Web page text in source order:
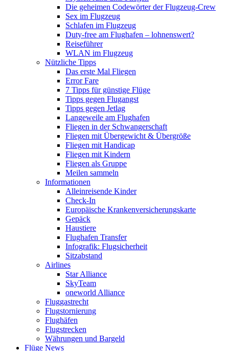
Die geheimen Codewörter der Flugzeug-Crew
Sex im Flugzeug
Schlafen im Flugzeug
Duty-free am Flughafen – lohnenswert?
Reiseführer
WLAN im Flugzeug
Nützliche Tipps
Das erste Mal Fliegen
Error Fare
7 Tipps für günstige Flüge
Tipps gegen Flugangst
Tipps gegen Jetlag
Langeweile am Flughafen
Fliegen in der Schwangerschaft
Fliegen mit Übergewicht & Übergröße
Fliegen mit Handicap
Fliegen mit Kindern
Fliegen als Gruppe
Meilen sammeln
Informationen
Alleinreisende Kinder
Check-In
Europäische Krankenversicherungskarte
Gepäck
Haustiere
Flughafen Transfer
Infografik: Flugsicherheit
Sitzabstand
Airlines
Star Alliance
SkyTeam
oneworld Alliance
Fluggastrecht
Flugstornierung
Flughäfen
Flugstrecken
Währungen und Bargeld
Flüge News